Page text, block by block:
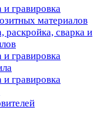
и гравировка
материалов
раскройка, сварка и
и гравировка
и гравировка